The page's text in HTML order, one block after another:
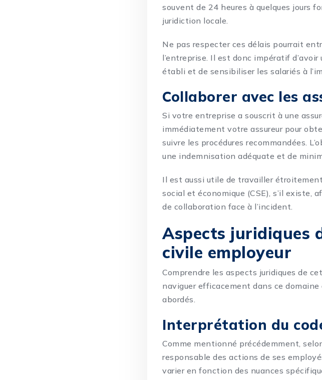
souvent de 24 heures à quelques jours
juridiction locale.
Ne pas respecter ces délais pourrait
l’entreprise. Il est donc impératif
établi et de sensibiliser les salariés à
Collaborer avec les
Si votre entreprise a souscrit à une
immédiatement votre assureur pour
suivre les procédures recommandées.
une indemnisation adéquate et de
Il est aussi utile de travailler
social et économique (CSE), s’il
de collaboration face à l’incident.
Aspects juridiques
civile employeur
Comprendre les aspects juridiques de
naviguer efficacement dans ce
abordés.
Interprétation du
Comme mentionné précédemment,
responsable des actions de ses
varier en fonction des nuances